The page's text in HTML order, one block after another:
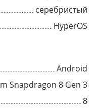
серебристый
HyperOS
Android
Snapdragon 8 Gen 3
8